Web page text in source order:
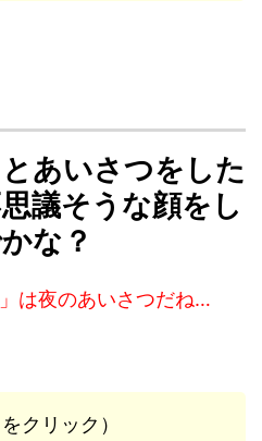
あいさつをした
議そうな顔をし
な？
は夜のあいさつだね…
クリック）